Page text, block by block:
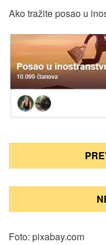
Ako tražite posao u
Кретање
Foto: pixabay.com